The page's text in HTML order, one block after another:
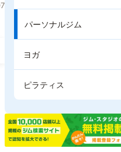
パーソナルジム
ヨガ
ピラティス